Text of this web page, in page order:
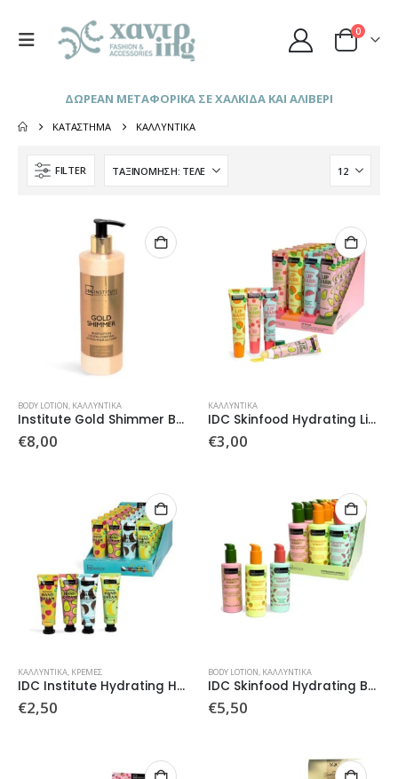
0
ΔΩΡΕΑΝ ΜΕΤΑΦΟΡΙΚΑ ΣΕ ΧΑΛΚΙΔΑ ΚΑΙ ΑΛΙΒΕΡΙ
ΚΑΤΆΣΤΗΜΑ ΚΑΛΛΥΝΤΙΚΆ
FILTER
BODY LOTION, ΚΑΛΛΥΝΤΙΚΆ
Institute Gold Shimmer Body Lotion Sweet Powder
€8,00
ΚΑΛΛΥΝΤΙΚΆ
IDC Skinfood Hydrating Lip Mask
€3,00
ΚΑΛΛΥΝΤΙΚΆ, ΚΡΈΜΕΣ
IDC Institute Hydrating Hand Cream
€2,50
BODY LOTION, ΚΑΛΛΥΝΤΙΚΆ
IDC Skinfood Hydrating Body Sorbet
€5,50